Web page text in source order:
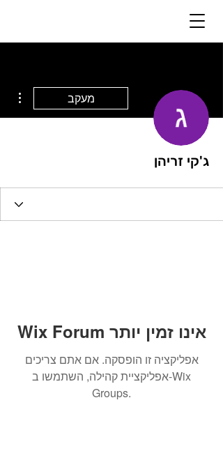
מעקב
ג'קי זריהן
Wix Forum אינו זמין יותר
אפליקציה זו הופסקה. אם אתם צריכים
אפליקציית קהילה, השתמשו ב-Wix
Groups.